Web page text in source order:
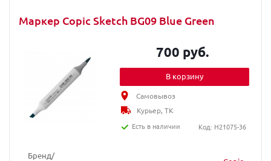
Маркер Copic Sketch BG09 Blue Green
Бренд/
700 руб.
В корзину
Самовывоз
Курьер, ТК
Есть в наличии
Код: H21075-36